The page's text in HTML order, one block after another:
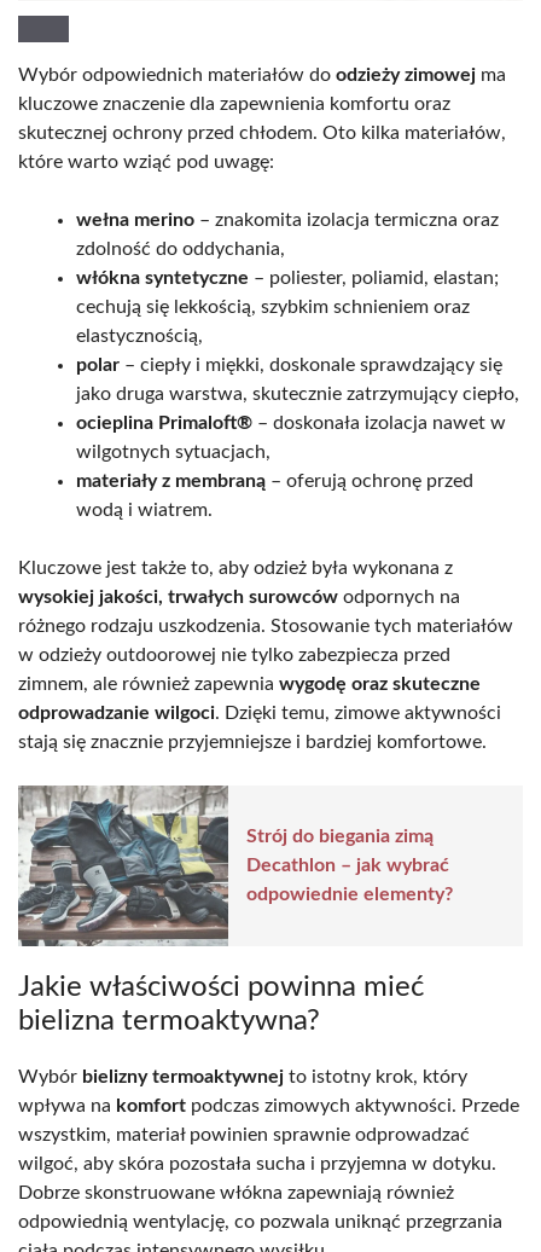
Wybór odpowiednich materiałów do odzieży zimowej ma
kluczowe znaczenie dla zapewnienia komfortu oraz
skutecznej ochrony przed chłodem. Oto kilka materiałów,
które warto wziąć pod uwagę:
wełna merino – znakomita izolacja termiczna oraz
zdolność do oddychania,
włókna syntetyczne – poliester, poliamid, elastan;
cechują się lekkością, szybkim schnieniem oraz
elastycznością,
polar – ciepły i miękki, doskonale sprawdzający się
jako druga warstwa, skutecznie zatrzymujący ciepło,
ocieplina Primaloft® – doskonała izolacja nawet w
wilgotnych sytuacjach,
materiały z membraną – oferują ochronę przed
wodą i wiatrem.
Kluczowe jest także to, aby odzież była wykonana z
wysokiej jakości, trwałych surowców odpornych na
różnego rodzaju uszkodzenia. Stosowanie tych materiałów
w odzieży outdoorowej nie tylko zabezpiecza przed
zimnem, ale również zapewnia wygodę oraz skuteczne
odprowadzanie wilgoci. Dzięki temu, zimowe aktywności
stają się znacznie przyjemniejsze i bardziej komfortowe.
Strój do biegania zimą
Decathlon – jak wybrać
odpowiednie elementy?
Jakie właściwości powinna mieć
bielizna termoaktywna?
Wybór bielizny termoaktywnej to istotny krok, który
wpływa na komfort podczas zimowych aktywności. Przede
wszystkim, materiał powinien sprawnie odprowadzać
wilgoć, aby skóra pozostała sucha i przyjemna w dotyku.
Dobrze skonstruowane włókna zapewniają również
odpowiednią wentylację, co pozwala uniknąć przegrzania